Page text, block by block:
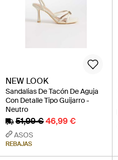
NEW LOOK
Sandalias De Tacón De Aguja
Con Detalle Tipo Guijarro -
Neutro
51,99 €46,99 €
ASOS
REBAJAS